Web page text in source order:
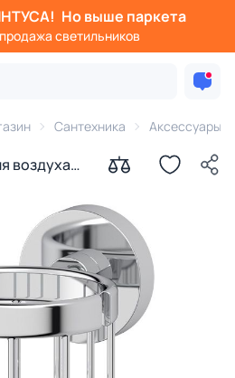
Но выше паркета
светильников
Сантехника Аксессуары
воздуха